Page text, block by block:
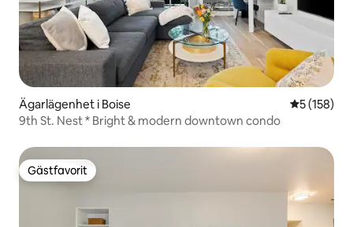
Ägarlägenhet i Boise 5 av 5 i
5 (158)
9th St. Nest * Bright & modern downtown condo
Gästfavorit
Gästfavorit